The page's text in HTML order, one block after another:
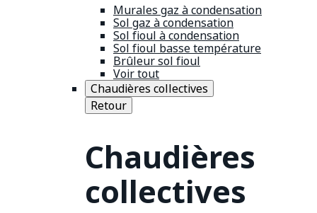
Murales gaz à condensation
Sol gaz à condensation
Sol fioul à condensation
Sol fioul basse température
Brûleur sol fioul
Voir tout
Chaudières collectives
Retour
Chaudières
collectives